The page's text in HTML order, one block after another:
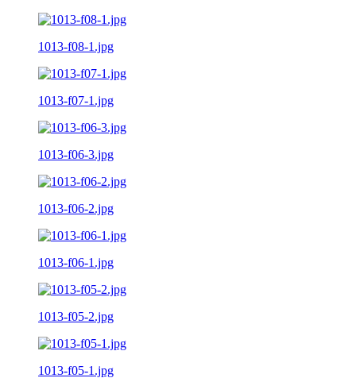
1013-f08-1.jpg
1013-f07-1.jpg
1013-f06-3.jpg
1013-f06-2.jpg
1013-f06-1.jpg
1013-f05-2.jpg
1013-f05-1.jpg